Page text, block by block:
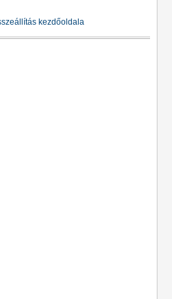
kezdőoldala